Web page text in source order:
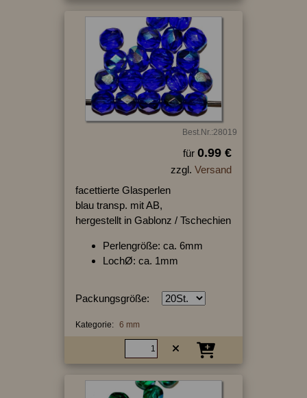
Best.Nr.:28019
für 0.99 €
zzgl. Versand
facettierte Glasperlen
blau transp. mit AB,
hergestellt in Gablonz / Tschechien
Perlengröße: ca. 6mm
LochØ: ca. 1mm
Packungsgröße:
Kategorie: 6 mm